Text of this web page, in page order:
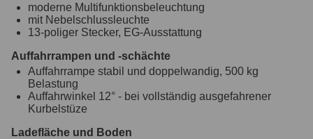
moderne Multifunktionsbeleuchtung
mit Nebelschlussleuchte
13-poliger Stecker, EG-Ausstattung
Auffahrrampen und -schächte
Auffahrrampe stabil und doppelwandig, 500 kg
Belastung
Auffahrwinkel 12° - bei vollständig ausgefahrener
Kurbelstüze
Ladefläche und Boden